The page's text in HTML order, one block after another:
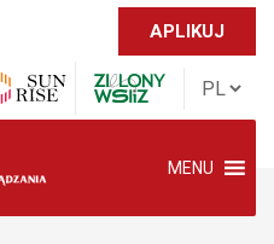
APLIKUJ
MENU